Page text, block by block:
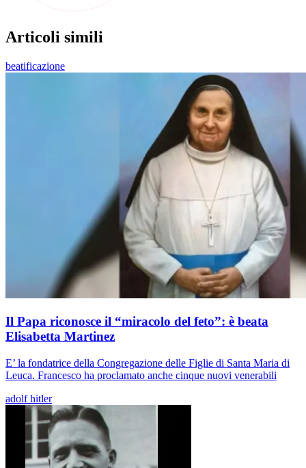
Articoli simili
beatificazione
Il Papa riconosce il “miracolo del feto”: è beata
Elisabetta Martinez
E’ la fondatrice della Congregazione delle Figlie di Santa Maria di
Leuca. Francesco ha proclamato anche cinque nuovi venerabili
adolf hitler